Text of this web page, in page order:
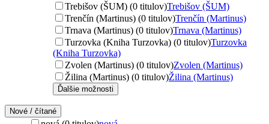
Trebišov (ŠUM) (0 titulov)Trebišov (ŠUM)
Trenčín (Martinus) (0 titulov)Trenčín (Martinus)
Trnava (Martinus) (0 titulov)Trnava (Martinus)
Turzovka (Kniha Turzovka) (0 titulov)Turzovka
(Kniha Turzovka)
Zvolen (Martinus) (0 titulov)Zvolen (Martinus)
Žilina (Martinus) (0 titulov)Žilina (Martinus)
Ďalšie možnosti
Nové / čítané